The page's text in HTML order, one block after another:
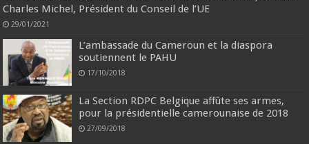
Charles Michel, Président du Conseil de l’UE
29/01/2021
L’ambassade du Cameroun et la diaspora
soutiennent le PAHU
17/10/2018
La Section RDPC Belgique affûte ses armes,
pour la présidentielle camerounaise de 2018
27/09/2018